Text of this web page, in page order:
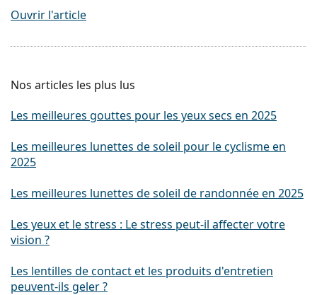
Ouvrir l'article
Nos articles les plus lus
Les meilleures gouttes pour les yeux secs en 2025
Les meilleures lunettes de soleil pour le cyclisme en
2025
Les meilleures lunettes de soleil de randonnée en 2025
Les yeux et le stress : Le stress peut-il affecter votre
vision ?
Les lentilles de contact et les produits d'entretien
peuvent-ils geler ?